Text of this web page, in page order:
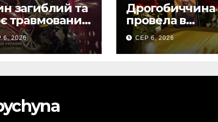
загиблий та
травмованих
ДТП на
6, 2026
Дрогобиччина
провела в
останню земну
дорогу свого
Захисника –
СЕР 6, 2026